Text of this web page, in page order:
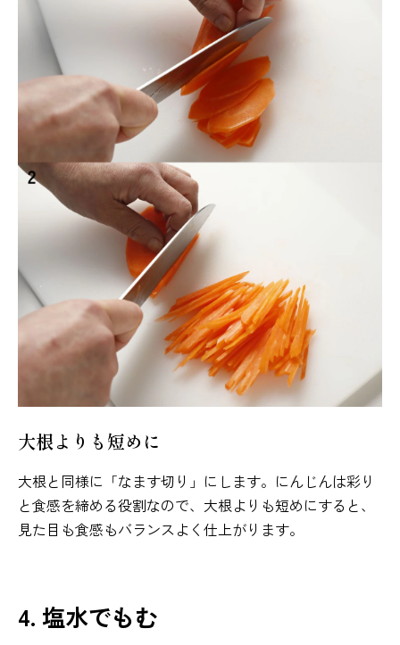
大根よりも短めに
大根と同様に「なます切り」にします。にんじんは彩り
と食感を締める役割なので、大根よりも短めにすると、
見た目も食感もバランスよく仕上がります。
4. 塩水でもむ